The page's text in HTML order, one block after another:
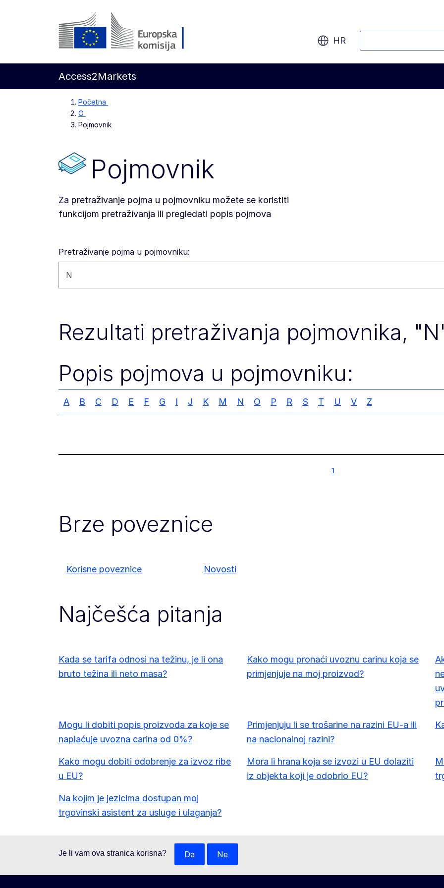
Prijeđi na glavni sadržaj
HR
Access2Markets
Početna
O
Pojmovnik
Pojmovnik
Za pretraživanje pojma u pojmovniku možete se koristiti
funkcijom pretraživanja ili pregledati popis pojmova
Pretraživanje pojma u pojmovniku:
Pretražite ovo web-mjesto
Rezultati pretraživanja pojmovnika,
Popis pojmova u pojmovniku:
A B C D E F G I J K M N O P R S T U V Z
1
1
Brze poveznice
Korisne poveznice Novosti
Najčešća pitanja
Kada se tarifa odnosi na težinu, je li ona
bruto težina ili neto masa?
Kako mogu pronaći uvoznu carinu koja se
primjenjuje na moj proizvod?
Mogu li dobiti popis proizvoda za koje se
naplaćuje uvozna carina od 0%?
Primjenjuju li se trošarine na razini EU-a ili
na nacionalnoj razini?
Kako mogu dobiti odobrenje za izvoz ribe
u EU?
Mora li hrana koja se izvozi u EU dolaziti
iz objekta koji je odobrio EU?
Na kojim je jezicima dostupan moj
trgovinski asistent za usluge i ulaganja?
Je li vam ova stranica korisna? Da Ne